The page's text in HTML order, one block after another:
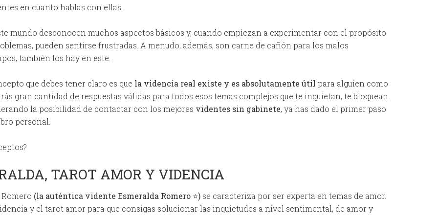
en cuanto hablas con ellas.
mundo desconocen muchos aspectos básicos y, cuando empìezan a experimentar con el propósito
pueden sentirse frustradas. A menudo, además, son carne de cañón para los malos
también los hay en este.
que debes tener claro es que la videncia real existe y es absolutamente útil para alguien como
gran cantidad de respuestas válidas para todos esos temas complejos que te inquietan, te bloquean
la posibilidad de contactar con los mejores videntes sin gabinete, ya has dado el primer paso
personal.
TAROT AMOR Y VIDENCIA
(la auténtica vidente Esmeralda Romero ⭐) se caracteriza por ser experta en temas de amor.
y el tarot amor para que consigas solucionar las inquietudes a nivel sentimental, de amor y